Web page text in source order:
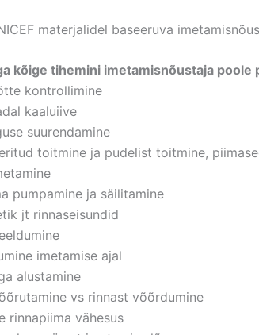
materjalidel baseeruva
kõige tihemini imetamisnõustaja poole
kontrollimine
kaaluiive
suurendamine
toitmine ja pudelist toitmine,
pumpamine ja säilitamine
jt rinnaseisundid
imetamise ajal
alustamine
vs rinnast võõrdumine
rinnapiima vähesus